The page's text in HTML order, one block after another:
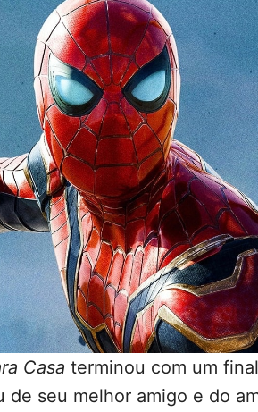
Casa terminou com um
de seu melhor amigo e do